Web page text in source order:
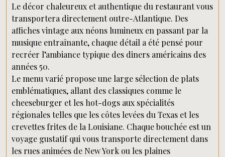
Le décor chaleureux et authentique du restaurant vous
transportera directement outre-Atlantique. Des
affiches vintage aux néons lumineux en passant par la
musique entraînante, chaque détail a été pensé pour
recréer l’ambiance typique des diners américains des
années 50.
Le menu varié propose une large sélection de plats
emblématiques, allant des classiques comme le
cheeseburger et les hot-dogs aux spécialités
régionales telles que les côtes levées du Texas et les
crevettes frites de la Louisiane. Chaque bouchée est un
voyage gustatif qui vous transporte directement dans
les rues animées de New York ou les plaines